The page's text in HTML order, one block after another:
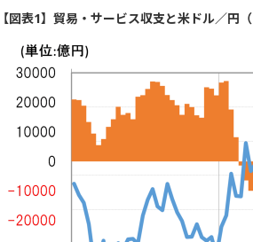
【図表1】貿易・サービス収支と米ドル／円